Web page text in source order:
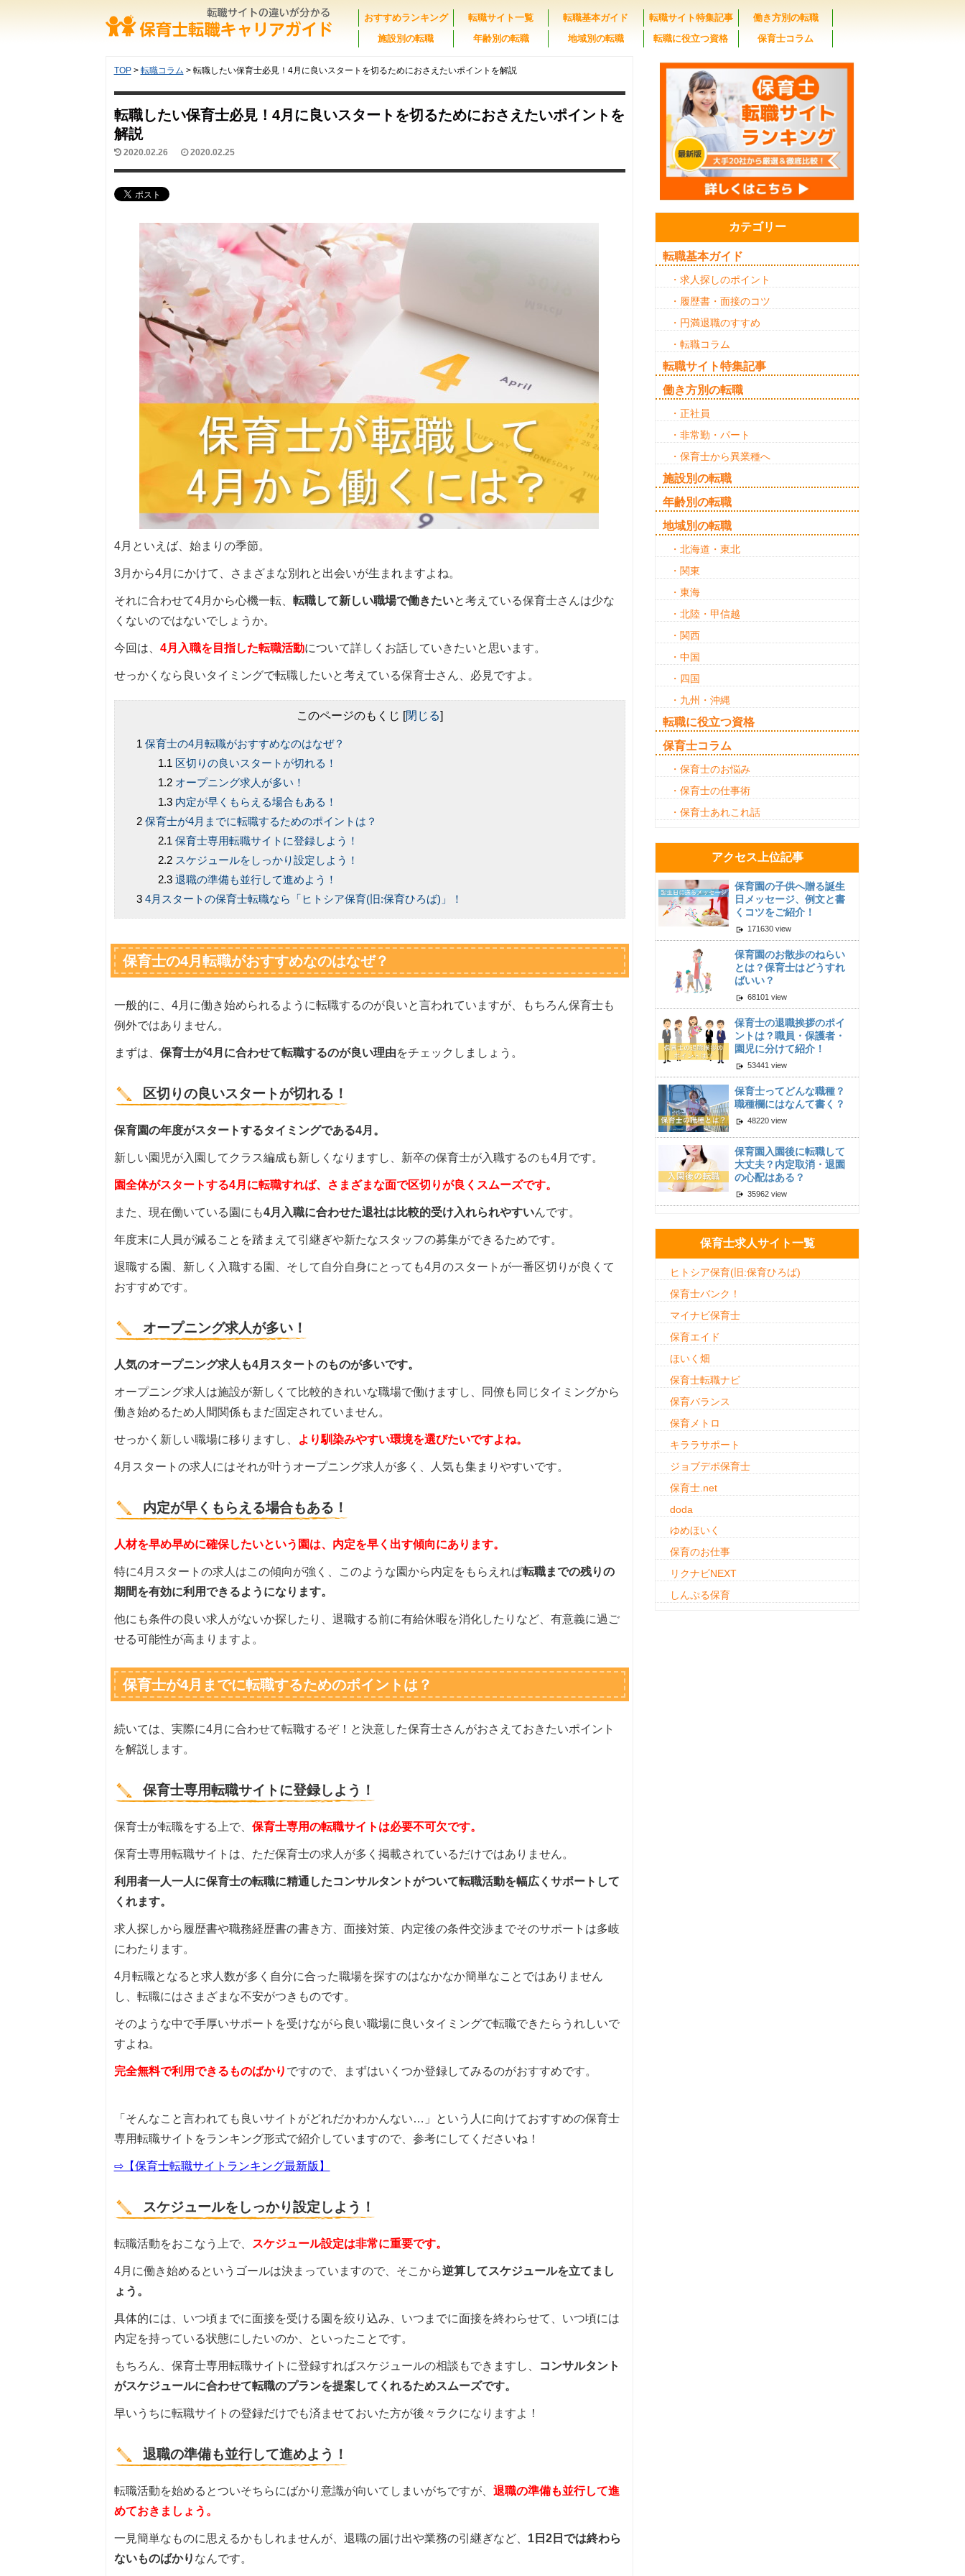
おすすめランキング 転職サイト一覧 転職基本ガイド 転職サイト特集記事
働き方別の転職
施設別の転職
年齢別の転職 地域別の転職 転職に役立つ資格 保育士コラム
TOP> 転職コラム > 転職したい保育士必見！4月に良いスタートを切るためにおさえたいポイントを解説
転職したい保育士必見！4月に良いスタートを切るためにおさえたいポイントを
解説
2020.02.26 2020.02.25
4月といえば、始まりの季節。
3月から4月にかけて、さまざまな別れと出会いが生まれますよね。
それに合わせて4月から心機一転、 転職して新しい職場で働きたいと考えている保育士さんは少な
くないのではないでしょうか。
今回は、 4月入職を目指した転職活動について詳しくお話していきたいと思います。
せっかくなら良いタイミングで転職したいと考えている保育士さん、必見ですよ。
このページのもくじ [閉じる]
保育士の4月転職がおすすめなのはなぜ？
区切りの良いスタートが切れる！
オープニング求人が多い！
内定が早くもらえる場合もある！
保育士が4月までに転職するためのポイントは？
保育士専用転職サイトに登録しよう！
スケジュールをしっかり設定しよう！
退職の準備も並行して進めよう！
4月スタートの保育士転職なら「ヒトシア保育(旧:保育ひろば)」！
保育士の4月転職がおすすめなのはなぜ？
一般的に、4月に働き始められるように転職するのが良いと言われていますが、もちろん保育士も
例外ではありません。
まずは、 保育士が4月に合わせて転職するのが良い理由をチェックしましょう。
区切りの良いスタートが切れる！
保育園の年度がスタートするタイミングである4月。
新しい園児が入園してクラス編成も新しくなりますし、新卒の保育士が入職するのも4月です。
園全体がスタートする4月に転職すれば、さまざまな面で区切りが良くスムーズです。
また、現在働いている園にも4月入職に合わせた退社は比較的受け入れられやすいんです。
年度末に人員が減ることを踏まえて引継ぎや新たなスタッフの募集ができるためです。
退職する園、新しく入職する園、そして自分自身にとっても4月のスタートが一番区切りが良くて
おすすめです。
オープニング求人が多い！
人気のオープニング求人も4月スタートのものが多いです。
オープニング求人は施設が新しくて比較的きれいな職場で働けますし、同僚も同じタイミングから
働き始めるため人間関係もまだ固定されていません。
せっかく新しい職場に移りますし、 より馴染みやすい環境を選びたいですよね。
4月スタートの求人にはそれが叶うオープニング求人が多く、人気も集まりやすいです。
内定が早くもらえる場合もある！
人材を早め早めに確保したいという園は、内定を早く出す傾向にあります。
特に4月スタートの求人はこの傾向が強く、このような園から内定をもらえれば転職までの残りの
期間を有効に利用できるようになります。
他にも条件の良い求人がないか探したり、退職する前に有給休暇を消化したりなど、有意義に過ご
せる可能性が高まりますよ。
保育士が4月までに転職するためのポイントは？
続いては、実際に4月に合わせて転職するぞ！と決意した保育士さんがおさえておきたいポイント
を解説します。
保育士専用転職サイトに登録しよう！
保育士が転職をする上で、 保育士専用の転職サイトは必要不可欠です。
保育士専用転職サイトは、ただ保育士の求人が多く掲載されているだけではありません。
利用者一人一人に保育士の転職に精通したコンサルタントがついて転職活動を幅広くサポートして
くれます。
求人探しから履歴書や職務経歴書の書き方、面接対策、内定後の条件交渉までそのサポートは多岐
にわたります。
4月転職となると求人数が多く自分に合った職場を探すのはなかなか簡単なことではありません
し、転職にはさまざまな不安がつきものです。
そのような中で手厚いサポートを受けながら良い職場に良いタイミングで転職できたらうれしいで
すよね。
完全無料で利用できるものばかり ですので、まずはいくつか登録してみるのがおすすめです。
「そんなこと言われても良いサイトがどれだかわかんない…」という人に向けておすすめの保育士
専用転職サイトをランキング形式で紹介していますので、参考にしてくださいね！
⇨【保育士転職サイトランキング最新版】
スケジュールをしっかり設定しよう！
転職活動をおこなう上で、 スケジュール設定は非常に重要です。
4月に働き始めるというゴールは決まっていますので、そこから逆算してスケジュールを立てまし
ょう。
具体的には、いつ頃までに面接を受ける園を絞り込み、いつまでに面接を終わらせて、いつ頃には
内定を持っている状態にしたいのか、といったことです。
もちろん、保育士専用転職サイトに登録すればスケジュールの相談もできますし、
コンサルタント
がスケジュールに合わせて転職のプランを提案してくれるためスムーズです。
早いうちに転職サイトの登録だけでも済ませておいた方が後々ラクになりますよ！
退職の準備も並行して進めよう！
転職活動を始めるとついそちらにばかり意識が向いてしまいがちですが、 退職の準備も並行して進
めておきましょう。
一見簡単なものに思えるかもしれませんが、退職の届け出や業務の引継ぎなど、 1日2日では終わら
ないものばかり なんです。
カテゴリー
転職基本ガイド
・求人探しのポイント
・履歴書・面接のコツ
・円満退職のすすめ
・転職コラム
転職サイト特集記事
働き方別の転職
・正社員
・非常勤・パート
・保育士から異業種へ
施設別の転職
年齢別の転職
地域別の転職
・北海道・東北
・関東
・東海
・北陸・甲信越
・関西
・中国
・四国
・九州・沖縄
転職に役立つ資格
保育士コラム
・保育士のお悩み
・保育士の仕事術
・保育士あれこれ話
アクセス上位記事
保育園の子供へ贈る誕生
日メッセージ、例文と書
くコツをご紹介！
171630 view
保育園のお散歩のねらい
とは？保育士はどうすれ
ばいい？
68101 view
保育士の退職挨拶のポイ
ントは？職員・保護者・
園児に分けて紹介！
53441 view
保育士ってどんな職種？
職種欄にはなんて書く？
48220 view
保育園入園後に転職して
大丈夫？内定取消・退園
の心配はある？
35962 view
保育士求人サイト一覧
ヒトシア保育(旧:保育ひろば)
保育士バンク！
マイナビ保育士
保育エイド
ほいく畑
保育士転職ナビ
保育バランス
保育メトロ
キララサポート
ジョブデポ保育士
保育士.net
doda
ゆめほいく
保育のお仕事
リクナビNEXT
しんぷる保育